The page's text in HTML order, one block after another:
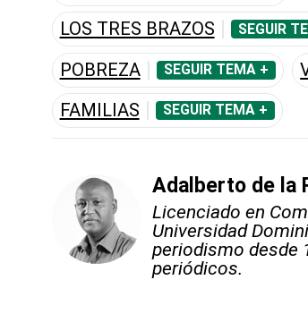
LOS TRES BRAZOS SEGUIR
POBREZA SEGUIR TEMA +
FAMILIAS SEGUIR TEMA +
Adalberto de la
Licenciado en
Universidad
periodismo desde
periódicos.